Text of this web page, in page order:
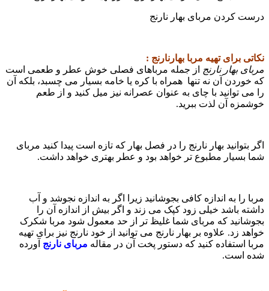
درست کردن مربای بهار نارنج
نکاتی برای تهیه مربا بهارنارنج :
مربای بهار نارنج
از جمله مرباهای فصلی خوش عطر و طعمی است
که خوردن آن نه ‌تنها همراه با کره یا خامه بسیار می‌ چسبد، بلکه آن
را می ‌توانید با چای به‌ عنوان عصرانه نیز میل کنید و از طعم
خوشمزه آن لذت ببرید.
اگر بتوانید بهار نارنج را در فصل بهار که تازه است پیدا کنید مربای
شما بسیار مطبوع تر خواهد بود و عطر بهتری خواهد داشت.
مربا را به اندازه کافی بجوشانید زیرا اگر به اندازه نجوشد و آب
داشته باشد خیلی زود کپک می زند و اگر بیش از اندازه آن را
بجوشانید که مربای شما غلیظ تر از حد معمول شود مربا شکرک
خواهد زد. علاوه بر بهار نارنج می توانید از خود نارنج نیز برای تهیه
مربا استفاده کنید که دستور پخت آن در مقاله مربای نارنج آورده
شده است.